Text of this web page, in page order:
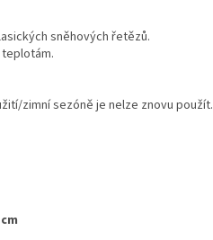
sněhových řetězů.
zimní sezóně je nelze znovu použít.